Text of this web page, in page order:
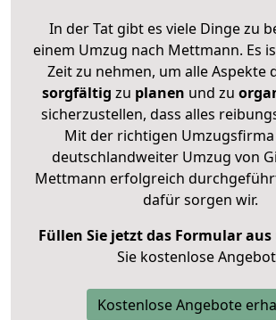
In der Tat gibt es viele Dinge zu
einem Umzug nach Mettmann. Es
Zeit zu nehmen, um alle Aspekte
sorgfältig zu planen und zu
sicherzustellen, dass alles
Mit der richtigen
deutschlandweiter Umzug von
Mettmann erfolgreich
dafür sorgen wir.
Füllen Sie jetzt das Formular aus
Sie kostenlose
Kostenlose Angebote